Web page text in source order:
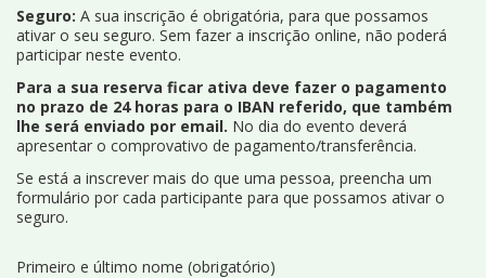
Seguro: A sua inscrição é obrigatória, para que possamos
ativar o seu seguro. Sem fazer a inscrição online, não poderá
participar neste evento.
Para a sua reserva ficar ativa deve fazer o pagamento
no prazo de 24 horas para o IBAN referido, que também
lhe será enviado por email. No dia do evento deverá
apresentar o comprovativo de pagamento/transferência.
Se está a inscrever mais do que uma pessoa, preencha um
formulário por cada participante para que possamos ativar o
seguro.
Primeiro e último nome (obrigatório)